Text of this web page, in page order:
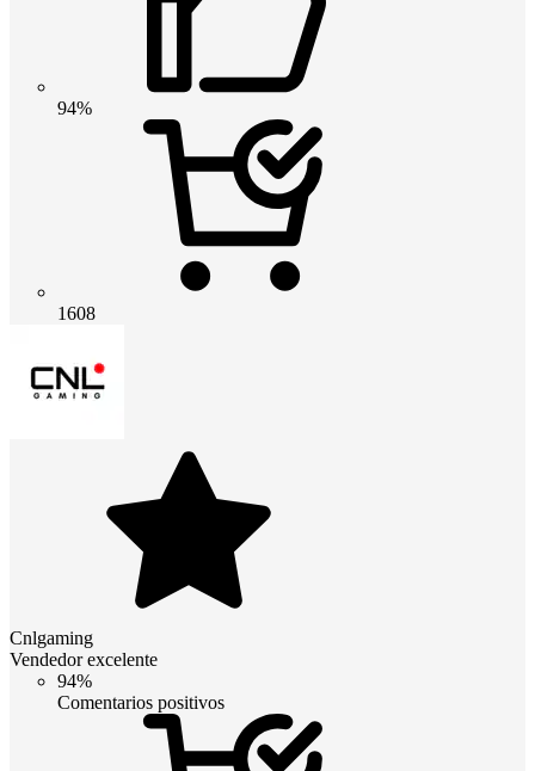
94%
1608
Cnlgaming
Vendedor excelente
94%
Comentarios positivos